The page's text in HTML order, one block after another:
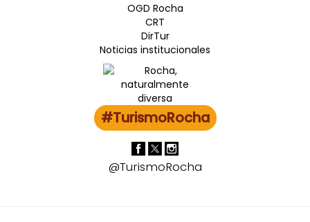
OGD Rocha
CRT
DirTur
Noticias institucionales
#TurismoRocha
@TurismoRocha